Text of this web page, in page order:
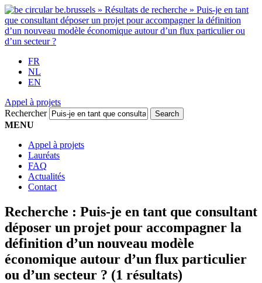
FR
NL
EN
Appel à projets
Rechercher
MENU
Appel à projets
Lauréats
FAQ
Actualités
Contact
Recherche : Puis-je en tant que consultant
déposer un projet pour accompagner la
définition d’un nouveau modèle
économique autour d’un flux particulier
ou d’un secteur ? (1 résultats)